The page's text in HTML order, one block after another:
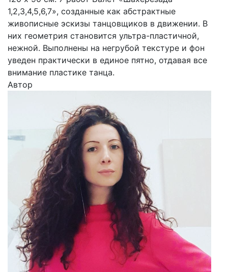
1,2,3,4,5,6,7», созданные как абстрактные
живописные эскизы танцовщиков в движении. В
них геометрия становится ультра-пластичной,
нежной. Выполнены на негрубой текстуре и фон
уведен практически в единое пятно, отдавая все
внимание пластике танца.
Автор